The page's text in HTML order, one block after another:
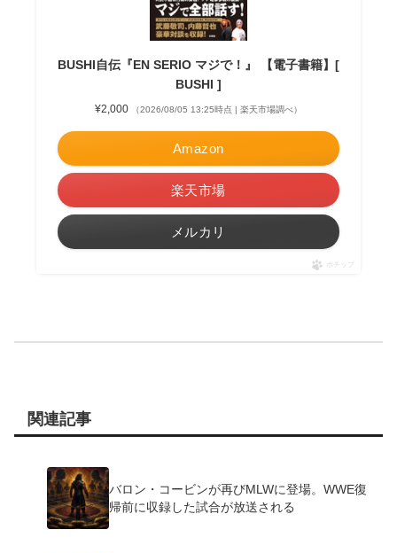
BUSHI自伝『EN SERIO マジで！』 【電子書籍】[
BUSHI ]
¥2,000 （2026/08/05 13:25時点 | 楽天市場調べ）
Amazon
楽天市場
メルカリ
ポチップ
関連記事
バロン・コービンが再びMLWに登場。WWE復
帰前に収録した試合が放送される